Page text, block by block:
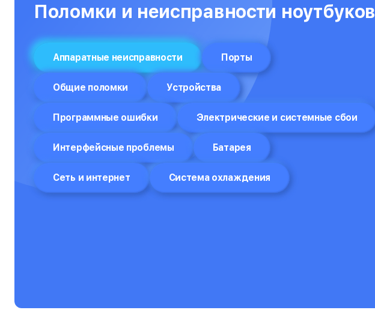
Отпариватели
Компьютеры
Пароварки
Планшеты
Посудомоечные машины
Поломки и неисправности ноутбуков
Аппаратные неисправности Порты
Общие поломки Устройства
Программные ошибки Электрические и системные сбои
Интерфейсные проблемы Батарея
Сеть и интернет Система охлаждения